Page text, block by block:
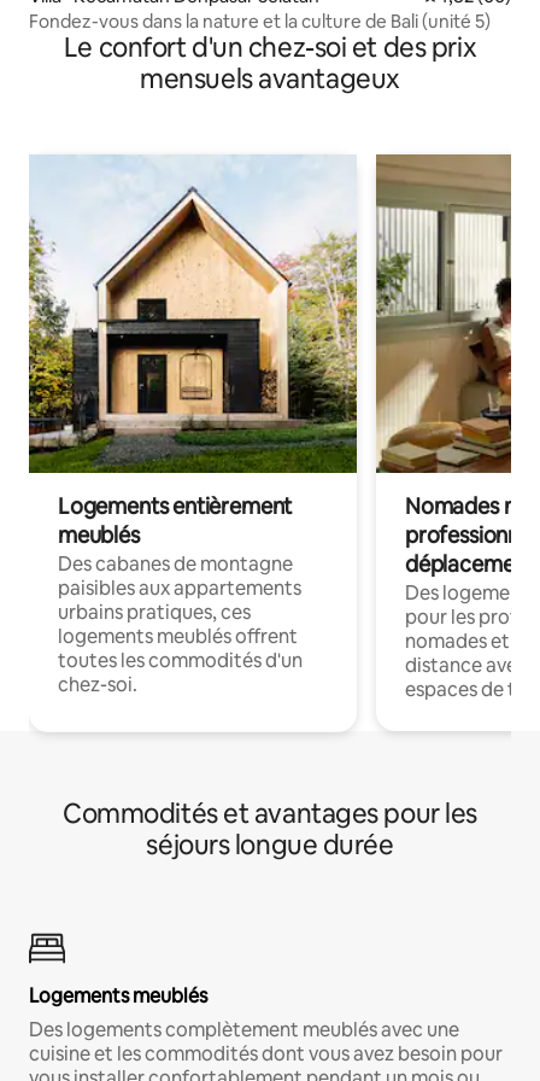
Fondez-vous dans la nature et la culture de Bali (unité 5)
Le confort d'un chez-soi et des prix
mensuels avantageux
Logements entièrement
meublés
Des cabanes de montagne
paisibles aux appartements
urbains pratiques, ces
logements meublés offrent
toutes les commodités d'un
chez-soi.
Nomades
déplacement
Des
pour les
nomades et
distance avec
espaces de
Commodités et avantages pour les
séjours longue durée
Logements meublés
Des logements complètement meublés avec une
cuisine et les commodités dont vous avez besoin pour